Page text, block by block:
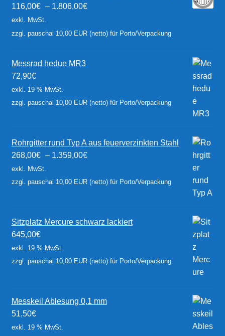
116,00€ – 1.806,00€
exkl. MwSt.
zzgl. pauschal 10,00 EUR (netto) für Porto/Verpackung
Messrad hedue MR3
72,90€
exkl. 19 % MwSt.
zzgl. pauschal 10,00 EUR (netto) für Porto/Verpackung
Rohrgitter rund Typ A aus feuerverzinkten Stahl
268,00€ – 1.359,00€
exkl. MwSt.
zzgl. pauschal 10,00 EUR (netto) für Porto/Verpackung
Sitzplatz Mercure schwarz lackiert
645,00€
exkl. 19 % MwSt.
zzgl. pauschal 10,00 EUR (netto) für Porto/Verpackung
Messkeil Ablesung 0,1 mm
51,50€
exkl. 19 % MwSt.